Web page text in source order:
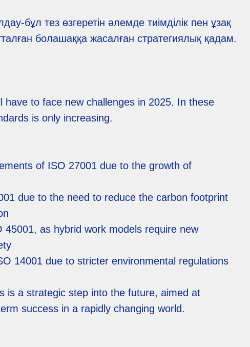
бұл тез өзгеретін әлемде тиімділік пен ұзақ
болашаққа жасалған стратегиялық қадам.
have to face new challenges in 2025. In these
is only increasing.
of ISO 27001 due to the growth of
due to the need to reduce the carbon footprint
45001, as hybrid work models require new
14001 due to stricter environmental regulations
is a strategic step into the future, aimed at
success in a rapidly changing world.